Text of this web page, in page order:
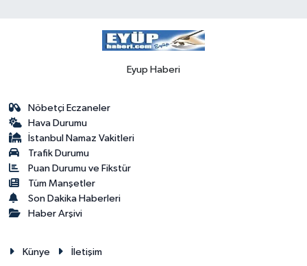
Eyup Haberi
Nöbetçi Eczaneler
Hava Durumu
İstanbul Namaz Vakitleri
Trafik Durumu
Puan Durumu ve Fikstür
Tüm Manşetler
Son Dakika Haberleri
Haber Arşivi
Künye İletişim